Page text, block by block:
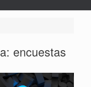
encuestas